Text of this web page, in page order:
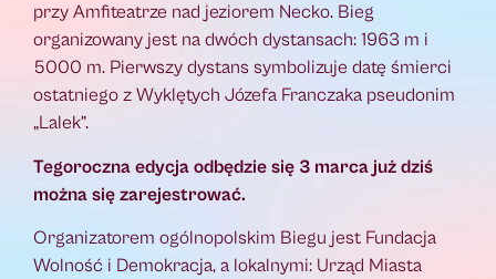
przy Amfiteatrze nad jeziorem Necko. Bieg
organizowany jest na dwóch dystansach: 1963 m i
5000 m. Pierwszy dystans symbolizuje datę śmierci
ostatniego z Wyklętych Józefa Franczaka pseudonim
„Lalek”.
Tegoroczna edycja odbędzie się 3 marca już dziś
można się zarejestrować.
Organizatorem ogólnopolskim Biegu jest Fundacja
Wolność i Demokracja, a lokalnymi: Urząd Miasta